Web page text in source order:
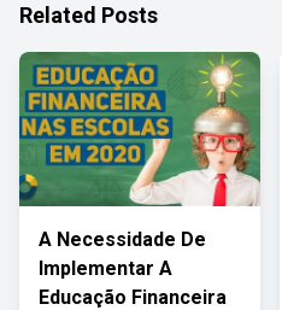
Related Posts
A Necessidade De
Implementar A
Educação Financeira